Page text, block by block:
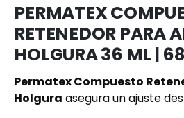
PERMATEX
RETENEDOR PARA
HOLGURA 36 ML |
Permatex Compuesto
Holgura asegura un ajuste